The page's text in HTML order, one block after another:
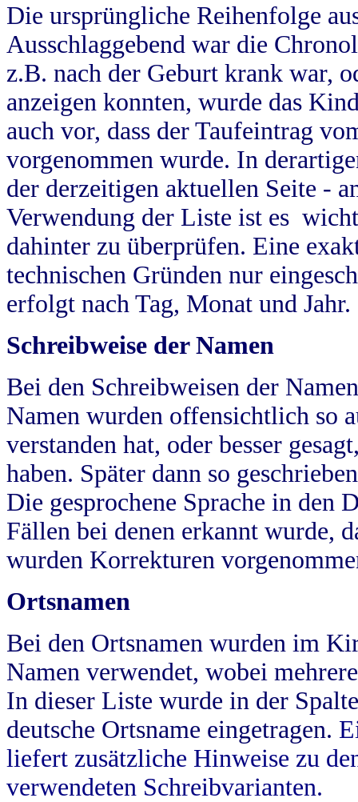
Die ursprüngliche Reihenfolge
Ausschlaggebend war die
z.B. nach der Geburt krank war,
anzeigen konnten, wurde das
auch vor, dass der Taufeintrag
vorgenommen wurde. In
der derzeitigen aktuellen Seite -
Verwendung der Liste ist es
dahinter zu überprüfen. Eine
technischen Gründen nur
erfolgt nach Tag, Monat und Jahr.
Schreibweise der Namen
Bei den Schreibweisen der
Namen wurden offensichtlich so
verstanden hat, oder besser
haben. Später dann so
Die gesprochene Sprache in
Fällen bei denen erkannt wurde,
wurden Korrekturen
Ortsnamen
Bei den Ortsnamen wurden im
Namen verwendet, wobei
In dieser Liste wurde in der
deutsche Ortsname eingetragen.
liefert zusätzliche Hinweise zu
verwendeten Schreibvarianten.